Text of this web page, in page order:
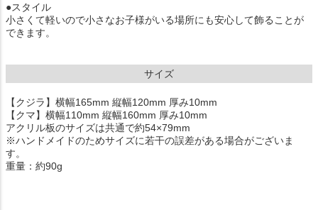
●スタイル
小さくて軽いので小さなお子様がいる場所にも安心して飾ることが
できます。
サイズ
【クジラ】横幅165mm 縦幅120mm 厚み10mm
【クマ】横幅110mm 縦幅160mm 厚み10mm
アクリル板のサイズは共通で約54×79mm
※ハンドメイドのためサイズに若干の誤差がある場合がございま
す。
重量：約90g